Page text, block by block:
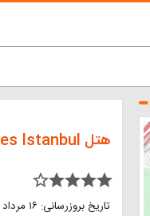
هتل Joy Suites Istanbul
star_border star star star star
تاریخ بروزرسانی: ۱۶ مرداد ۱۴۰۰